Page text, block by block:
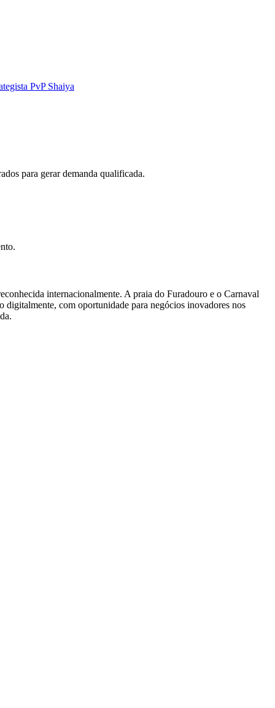
PvP Shaiya
para gerar demanda qualificada.
internacionalmente. A praia do Furadouro e o Carnaval
com oportunidade para negócios inovadores nos